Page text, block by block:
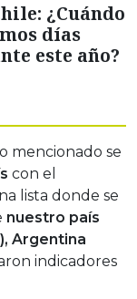
¿Cuándo
días
este año?
mencionado se
con el
lista donde se
nuestro país
Argentina
indicadores